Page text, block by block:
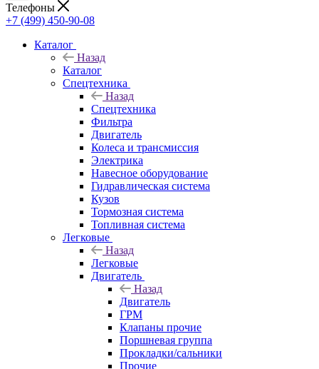
Телефоны
+7 (499) 450-90-08
Каталог
Назад
Каталог
Спецтехника
Назад
Спецтехника
Фильтра
Двигатель
Колеса и трансмиссия
Электрика
Навесное оборудование
Гидравлическая система
Кузов
Тормозная система
Топливная система
Легковые
Назад
Легковые
Двигатель
Назад
Двигатель
ГРМ
Клапаны прочие
Поршневая группа
Прокладки/сальники
Прочие